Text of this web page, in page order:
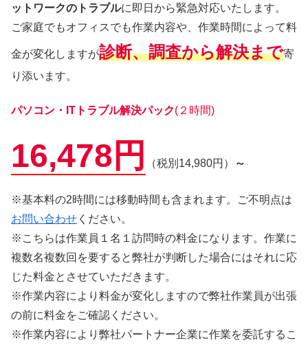
ットワークのトラブルに即日から緊急対応いたします。
ご家庭でもオフィスでも作業内容や、作業時間によって料
金が変化しますが診断、調査から解決まで寄
り添います。
パソコン・ITトラブル解決パック(２時間)
16,478円 （税別14,980円） ～
※基本料の2時間には移動時間も含まれます。ご不明点は
お問い合わせ ください。
※こちらは作業員１名１訪問時の料金になります。作業に
複数名複数回を要すると弊社が判断した場合にはそれに応
じた料金とさせていただきます。
※作業内容により料金が変化しますので弊社作業員が出張
の前に料金をご確認ください。
※作業内容により弊社パートナー企業に作業を委託するこ